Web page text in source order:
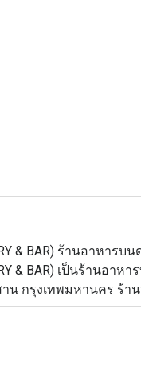
& BAR) ร้านอาหาร
& BAR) เป็นร้านอาห
กรุงเทพมหานคร ร้า
กาศที่คึกคักมีชีวิตชีวา
กยอดนิยมของทั้งชาวไ